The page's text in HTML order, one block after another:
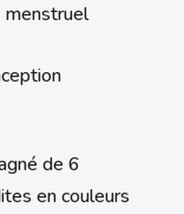
de 6
en couleurs